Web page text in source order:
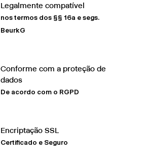
Legalmente compatível
nos termos dos §§ 16a e segs.
BeurkG
Conforme com a proteção de
dados
De acordo com o RGPD
Encriptação SSL
Certificado e Seguro